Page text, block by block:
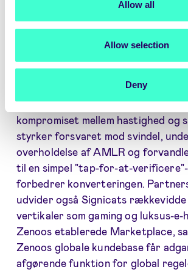
Allow all
Allow selection
Deny
Partnerships Manager hos
vi nu ved at gøre det nemt for
virksomhed på Zenoos
For Zenoos kunder fjerner
kompromiset mellem hastighed og
styrker forsvaret mod svindel,
overholdelse af AMLR og
til en simpel "tap-for-at-verificere"-
forbedrer konverteringen.
udvider også Signicats
vertikaler som gaming og luksus-e-
Zenoos etablerede Marketplace,
Zenoos globale kundebase får
afgørende funktion for global